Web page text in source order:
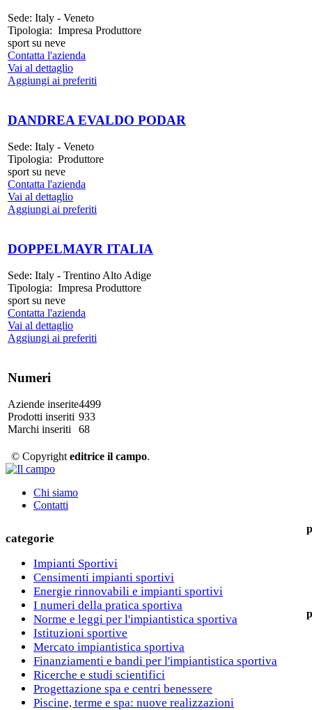
Sede: Italy - Veneto
Tipologia: Impresa Produttore
sport su neve
Contatta l'azienda
Vai al dettaglio
Aggiungi ai preferiti
DANDREA EVALDO PODAR
Sede: Italy - Veneto
Tipologia: Produttore
sport su neve
Contatta l'azienda
Vai al dettaglio
Aggiungi ai preferiti
DOPPELMAYR ITALIA
Sede: Italy - Trentino Alto Adige
Tipologia: Impresa Produttore
sport su neve
Contatta l'azienda
Vai al dettaglio
Aggiungi ai preferiti
Numeri
Aziende inserite4499
Prodotti inseriti 933
Marchi inseriti
68
© Copyright editrice il campo.
Chi siamo
Contatti
categorie
Impianti Sportivi
Censimenti impianti sportivi
Energie rinnovabili e impianti sportivi
I numeri della pratica sportiva
Norme e leggi per l'impiantistica sportiva
Istituzioni sportive
Mercato impiantistica sportiva
Finanziamenti e bandi per l'impiantistica sportiva
Ricerche e studi scientifici
Progettazione spa e centri benessere
Piscine, terme e spa: nuove realizzazioni